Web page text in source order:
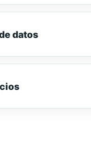
datos